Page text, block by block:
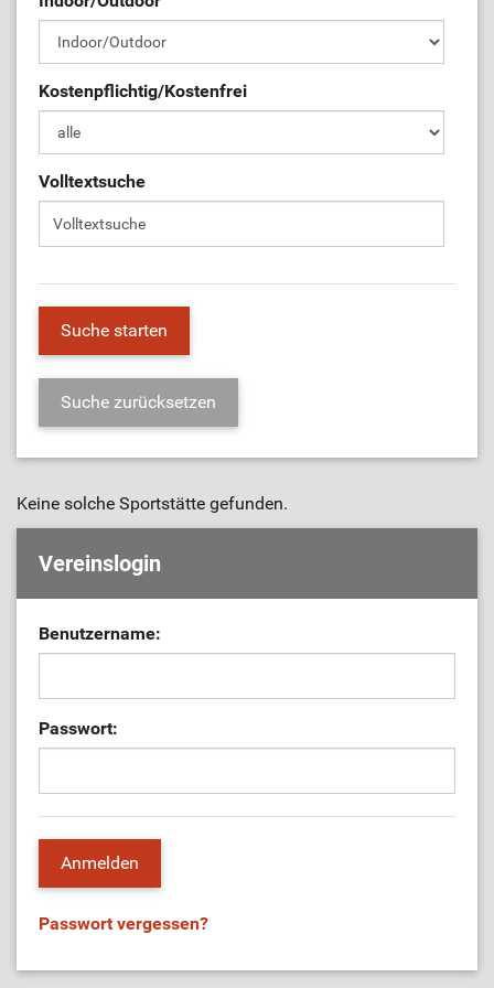
ÜL-Börse
Kostenpflichtig/Kostenfrei
Volltextsuche
Keine solche Sportstätte gefunden.
Vereinslogin
Benutzername:
Passwort:
Passwort vergessen?